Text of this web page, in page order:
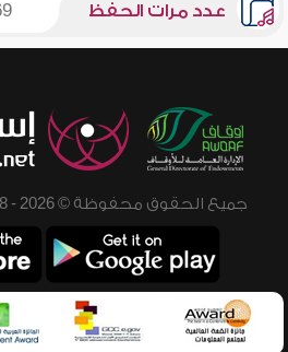
عدد مرات الحفظ
جميع الحقوق محفوظة © 2026 - 1998 لشبكة إسلام ويب